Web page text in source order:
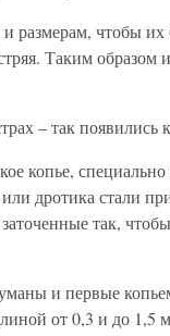
размерам, чтобы
Таким образом
– так появились
копье,
дротика стали
так,
и первые
от 0,3 и до 1,5